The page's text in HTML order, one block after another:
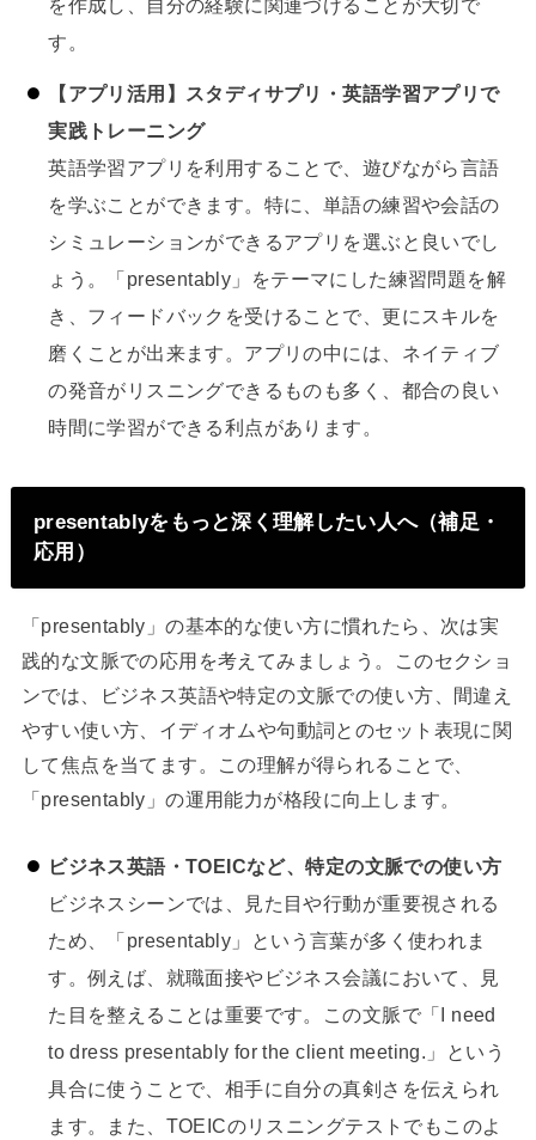
を作成し、自分の経験に関連づけることが大切で
す。
【アプリ活用】スタディサプリ・英語学習アプリで
実践トレーニング
英語学習アプリを利用することで、遊びながら言語
を学ぶことができます。特に、単語の練習や会話の
シミュレーションができるアプリを選ぶと良いでし
ょう。「presentably」をテーマにした練習問題を解
き、フィードバックを受けることで、更にスキルを
磨くことが出来ます。アプリの中には、ネイティブ
の発音がリスニングできるものも多く、都合の良い
時間に学習ができる利点があります。
presentablyをもっと深く理解したい人へ（補足・
応用）
「presentably」の基本的な使い方に慣れたら、次は実
践的な文脈での応用を考えてみましょう。このセクショ
ンでは、ビジネス英語や特定の文脈での使い方、間違え
やすい使い方、イディオムや句動詞とのセット表現に関
して焦点を当てます。この理解が得られることで、
「presentably」の運用能力が格段に向上します。
ビジネス英語・TOEICなど、特定の文脈での使い方
ビジネスシーンでは、見た目や行動が重要視される
ため、「presentably」という言葉が多く使われま
す。例えば、就職面接やビジネス会議において、見
た目を整えることは重要です。この文脈で「I need
to dress presentably for the client meeting.」という
具合に使うことで、相手に自分の真剣さを伝えられ
ます。また、TOEICのリスニングテストでもこのよ